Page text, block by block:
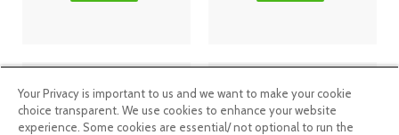
Your Privacy is important to us and we want to make your cookie
choice transparent. We use cookies to enhance your website
experience. Some cookies are essential/ not optional to run the